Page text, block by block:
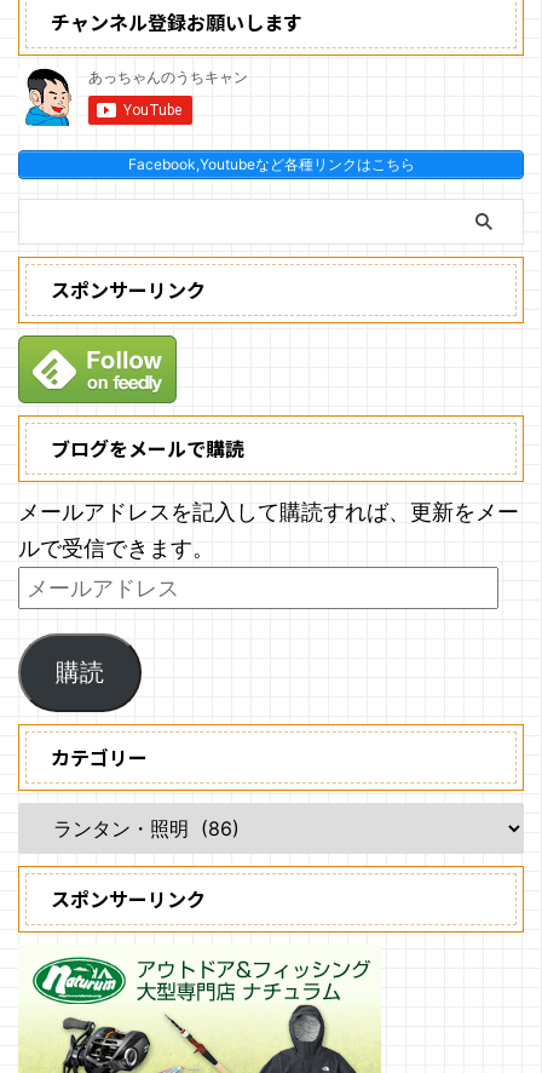
チャンネル登録お願いします
Facebook,Youtubeなど各種リンクはこちら
スポンサーリンク
ブログをメールで購読
メールアドレスを記入して購読すれば、更新をメー
ルで受信できます。
購読
カテゴリー
スポンサーリンク